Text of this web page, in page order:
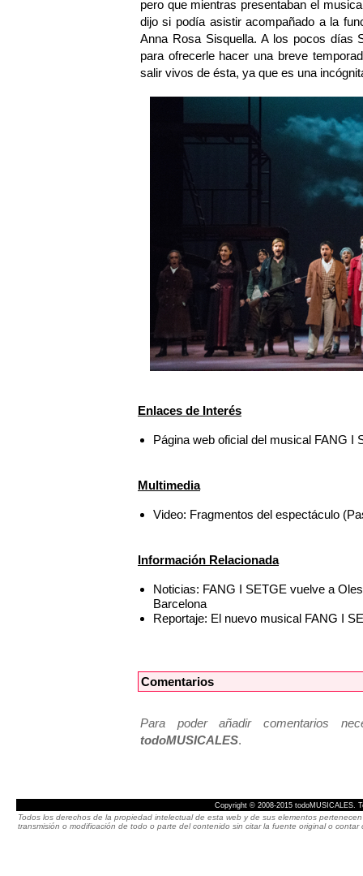
pero que mientras presentaban el
dijo si podía asistir acompañado a la
Anna Rosa Sisquella. A los pocos días
para ofrecerle hacer una breve
salir vivos de ésta, ya que es una
Enlaces de Interés
Página web oficial del musical FANG I
Multimedia
Video: Fragmentos del espectáculo
Información Relacionada
Noticias: FANG I SETGE vuelve a
Barcelona
Reportaje: El nuevo musical FANG I
Comentarios
Para poder añadir comentarios
todoMUSICALES.
Copyright © 2008-2015 todoMUSICALES.
Todos los derechos de la propiedad intelectual de esta web y de sus elementos
transmisión o modificación de todo o parte del contenido sin citar la fuente original o